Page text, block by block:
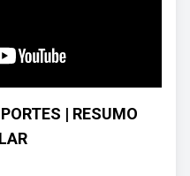
| RESUMO